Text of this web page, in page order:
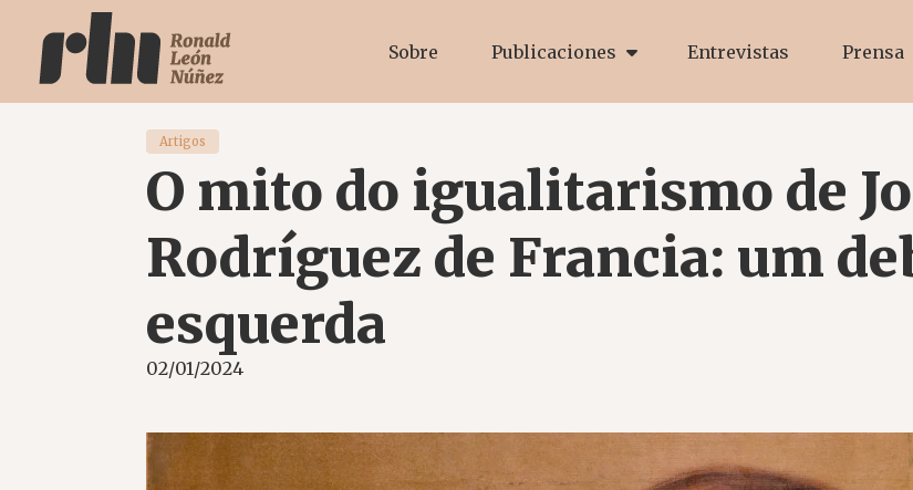
Sobre Publicaciones Entrevistas Prensa
Artigos
O mito do igualitarismo de
Rodríguez de Francia: um
esquerda
02/01/2024